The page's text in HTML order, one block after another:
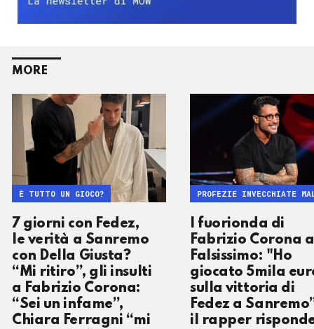
MORE
7 giorni con Fedez,
le verità a Sanremo
con Della Giusta?
“Mi ritiro”, gli insulti
a Fabrizio Corona:
“Sei un infame”,
Chiara Ferragni “mi
È TUTTO UN GIOCO?
I fuorionda di
Fabrizio Corona a
Falsissimo: "Ho
giocato 5mila
sulla vittoria di
Fedez a
il rapper
PROFEZIE INVECCHIATE